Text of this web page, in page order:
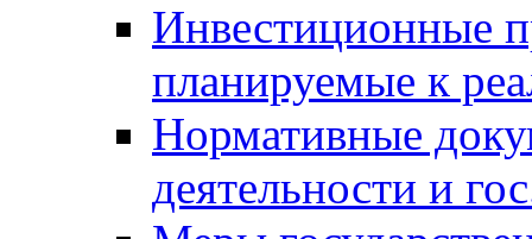
Инвестиционные
планируемые к
Нормативные
деятельности и